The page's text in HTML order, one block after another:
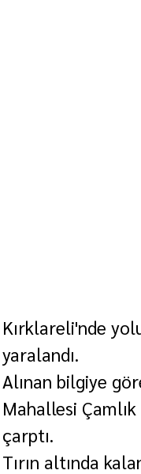
Kırklareli'nde
yaralandı.
Alınan bilgiye
Mahallesi
çarptı.
Tırın altında